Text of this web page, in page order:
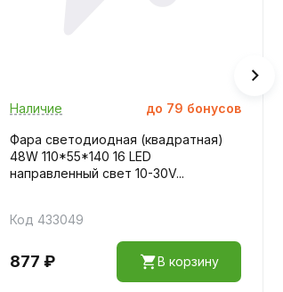
Наличие до 79 бонусов
Фара светодиодная (квадратная)
48W 110*55*140 16 LED
направленный свет 10-30V...
Код 433049
877 ₽ В корзину